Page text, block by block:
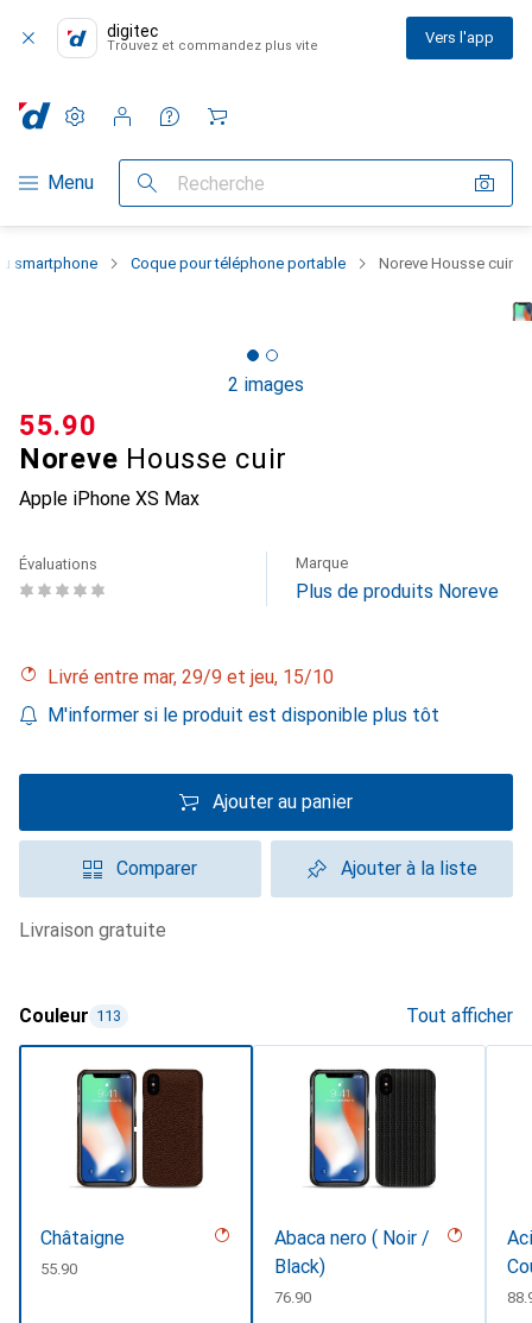
digitec
Trouvez et commandez plus vite Vers l'app
Navigation par catégorie
Menu Recherche
Paramètres
Compte client
Listes de comparaison
Listes d'envies
Panier
smartphone Coque pour téléphone portable Noreve Housse cuir
2 images
Noreve Housse cuir
Apple iPhone XS Max
CHF
55.90
Évaluations Marque
Plus de produits Noreve
Livré entre mar, 29/9 et jeu, 15/10
M'informer si le produit est disponible plus tôt
Ajouter au panier
Comparer Ajouter à la liste
livraison gratuite
Couleur 113 Tout afficher
Châtaigne
CHF
55.90
Abaca nero ( Noir /
Black)
CHF
76.90